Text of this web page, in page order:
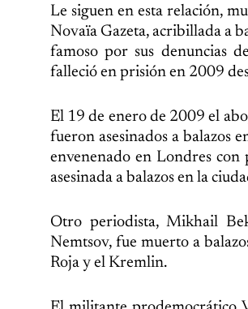
Le siguen en esta relación,
Novaïa Gazeta, acribillada a
famoso por sus denuncias
falleció en prisión en 2009
El 19 de enero de 2009 el
fueron asesinados a balazos
envenenado en Londres con
asesinada a balazos en la
Otro periodista, Mikhail
Nemtsov, fue muerto a
Roja y el Kremlin.